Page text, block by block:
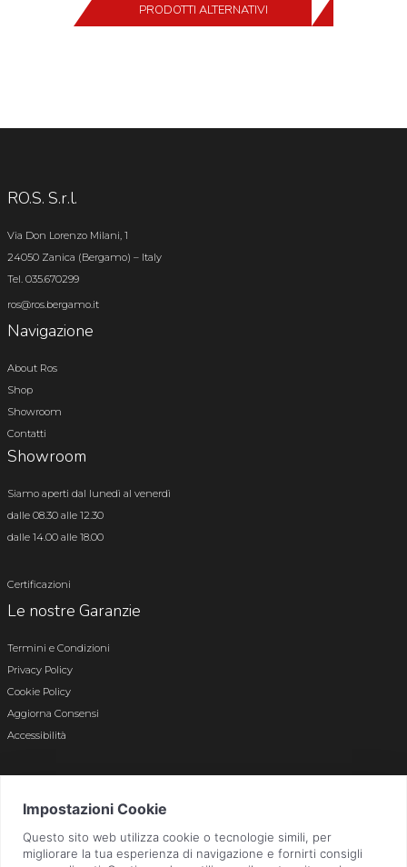
PRODOTTI ALTERNATIVI
RO.S. S.r.l.
Via Don Lorenzo Milani, 1
24050 Zanica (Bergamo) – Italy
Tel. 035.670299
ros@ros.bergamo.it
Navigazione
About Ros
Shop
Showroom
Contatti
Showroom
Siamo aperti dal lunedì al venerdì
dalle 08.30 alle 12.30
dalle 14.00 alle 18.00
Certificazioni
Le nostre Garanzie
Termini e Condizioni
Privacy Policy
Cookie Policy
Aggiorna Consensi
Accessibilità
Bergamo n. 01496180165 · Capitale Sociale i.v. € 800.000,00